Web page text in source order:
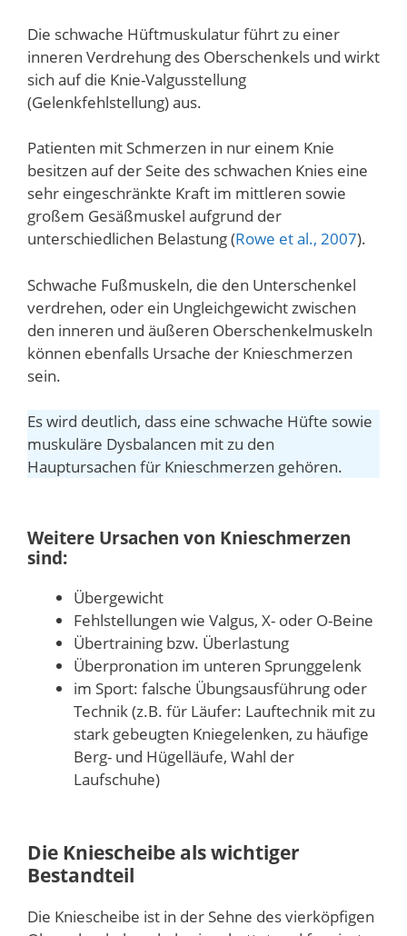
Die schwache Hüftmuskulatur führt zu einer
inneren Verdrehung des Oberschenkels und wirkt
sich auf die Knie-Valgusstellung
(Gelenkfehlstellung) aus.
Patienten mit Schmerzen in nur einem Knie
besitzen auf der Seite des schwachen Knies eine
sehr eingeschränkte Kraft im mittleren sowie
großem Gesäßmuskel aufgrund der
unterschiedlichen Belastung (Rowe et al., 2007).
Schwache Fußmuskeln, die den Unterschenkel
verdrehen, oder ein Ungleichgewicht zwischen
den inneren und äußeren Oberschenkelmuskeln
können ebenfalls Ursache der Knieschmerzen
sein.
Es wird deutlich, dass eine schwache Hüfte sowie
muskuläre Dysbalancen mit zu den
Hauptursachen für Knieschmerzen gehören.
Weitere Ursachen von Knieschmerzen
sind:
Übergewicht
Fehlstellungen wie Valgus, X- oder O-Beine
Übertraining bzw. Überlastung
Überpronation im unteren Sprunggelenk
im Sport: falsche Übungsausführung oder
Technik (z.B. für Läufer: Lauftechnik mit zu
stark gebeugten Kniegelenken, zu häufige
Berg- und Hügelläufe, Wahl der
Laufschuhe)
Die Kniescheibe als wichtiger
Bestandteil
Die Kniescheibe ist in der Sehne des vierköpfigen